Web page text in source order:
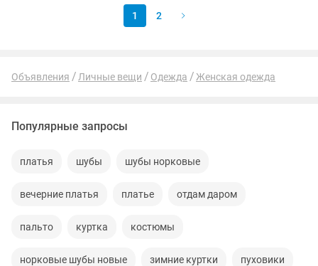
1 2
Объявления Личные вещи Одежда Женская одежда
Популярные запросы
платья шубы шубы норковые
вечерние платья платье отдам даром
пальто куртка костюмы
норковые шубы новые зимние куртки пуховики